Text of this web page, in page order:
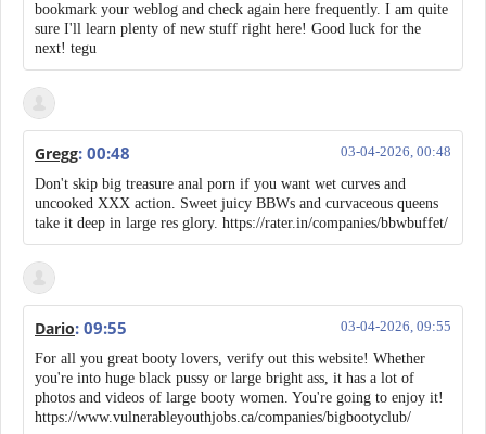
bookmark your weblog and check again here frequently. I am quite
sure I'll learn plenty of new stuff right here! Good luck for the
next! tegu
Gregg 03-04-2026, 00:48
: 00:48
Don't skip big treasure anal porn if you want wet curves and
uncooked XXX action. Sweet juicy BBWs and curvaceous queens
take it deep in large res glory. https://rater.in/companies/bbwbuffet/
Dario 03-04-2026, 09:55
: 09:55
For all you great booty lovers, verify out this website! Whether
you're into huge black pussy or large bright ass, it has a lot of
photos and videos of large booty women. You're going to enjoy it!
https://www.vulnerableyouthjobs.ca/companies/bigbootyclub/